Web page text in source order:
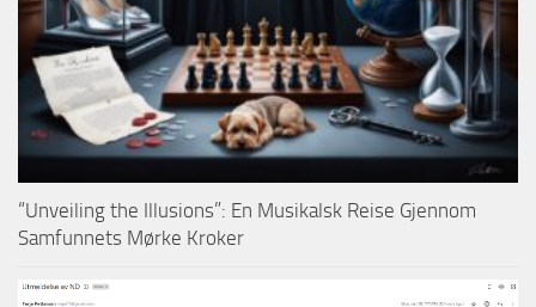
“Unveiling the Illusions”: En Musikalsk Reise Gjennom
Samfunnets Mørke Kroker